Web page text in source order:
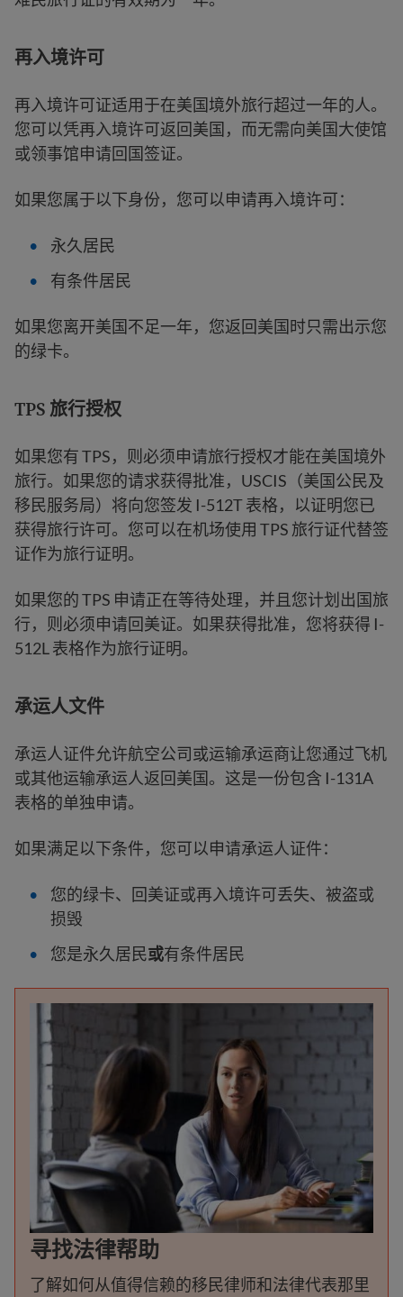
再入境许可
再入境许可证适用于在美国境外旅行超过一年的人。
您可以凭再入境许可返回美国，而无需向美国大使馆
或领事馆申请回国签证。
如果您属于以下身份，您可以申请再入境许可：
永久居民
有条件居民
如果您离开美国不足一年，您返回美国时只需出示您
的绿卡。
TPS 旅行授权
如果您有 TPS，则必须申请旅行授权才能在美国境外
旅行。如果您的请求获得批准，USCIS（美国公民及
移民服务局）将向您签发 I-512T 表格，以证明您已
获得旅行许可。您可以在机场使用 TPS 旅行证代替签
证作为旅行证明。
如果您的 TPS 申请正在等待处理，并且您计划出国旅
行，则必须申请回美证。如果获得批准，您将获得 I-
512L 表格作为旅行证明。
承运人文件
承运人证件允许航空公司或运输承运商让您通过飞机
或其他运输承运人返回美国。这是一份包含 I-131A
表格的单独申请。
如果满足以下条件，您可以申请承运人证件：
您的绿卡、回美证或再入境许可丢失、被盗或
损毁
您是永久居民或有条件居民
寻找法律帮助
了解如何从值得信赖的移民律师和法律代表那里